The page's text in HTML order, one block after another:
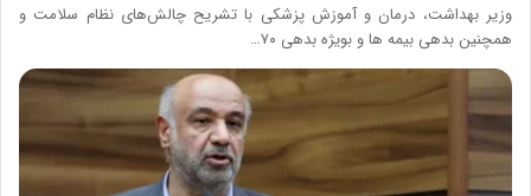
وزیر بهداشت، درمان و آموزش پزشکی با تشریح چالش‌های نظام سلامت و
همچنین بدهی بیمه ها و بویژه بدهی ۷۰…